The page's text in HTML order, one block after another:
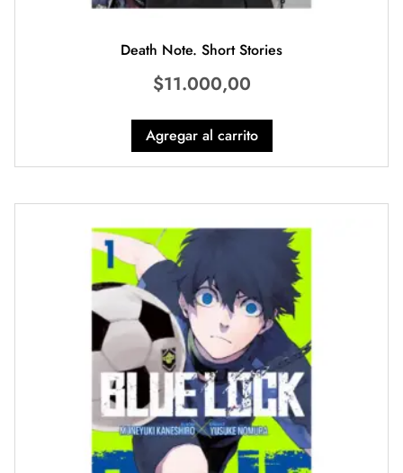
Death Note. Short Stories
$11.000,00
Agregar al carrito